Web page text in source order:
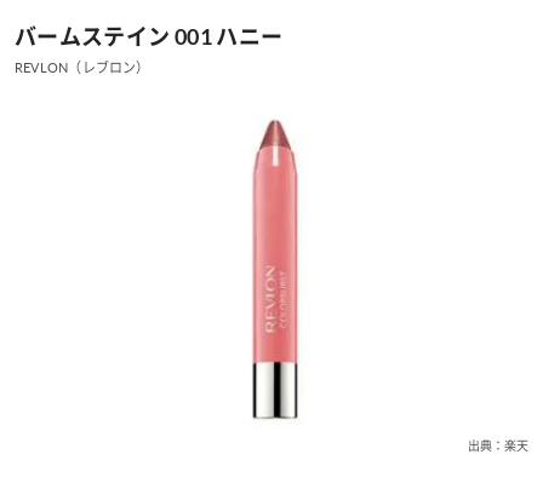
バームステイン 001 ハニー
REVLON（レブロン）
出典：楽天